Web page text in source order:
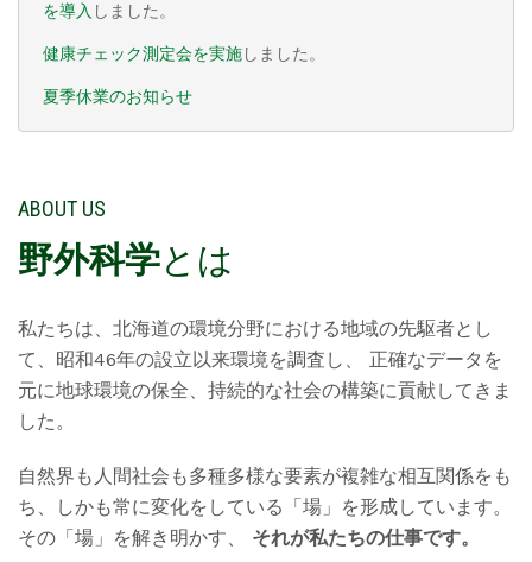
を導入 しました。
健康チェック測定会を実施しました。
夏季休業のお知らせ
ABOUT US
野外科学とは
私たちは、北海道の環境分野における地域の先駆者とし
て、昭和46年の設立以来環境を調査し、 正確なデータを
元に地球環境の保全、持続的な社会の構築に貢献してきま
した。
自然界も人間社会も多種多様な要素が複雑な相互関係をも
ち、しかも常に変化をしている「場」を形成しています。
その「場」を解き明かす、 それが私たちの仕事です。